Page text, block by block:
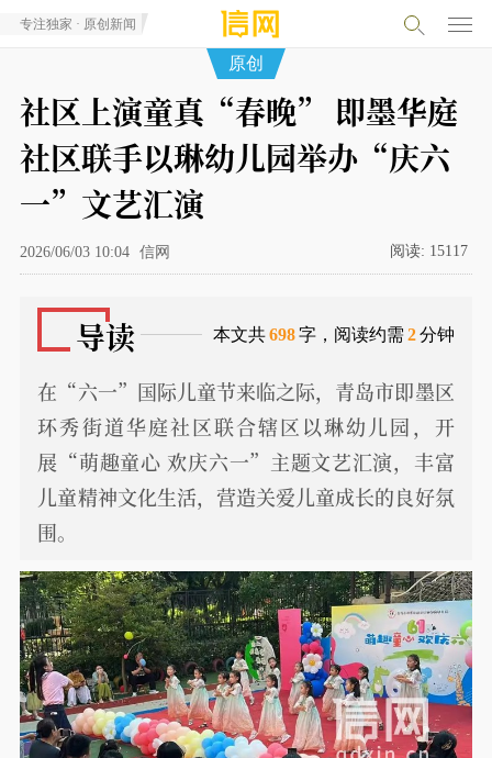
专注独家 · 原创新闻
原创
社区上演童真“春晚” 即墨华庭
社区联手以琳幼儿园举办“庆六
一”文艺汇演
2026/06/03 10:04 信网 阅读: 15117
导读 本文共698字，阅读约需 2分钟
在“六一”国际儿童节来临之际，青岛市即墨区
环秀街道华庭社区联合辖区以琳幼儿园，开
展“萌趣童心 欢庆六一”主题文艺汇演，丰富
儿童精神文化生活，营造关爱儿童成长的良好氛
围。